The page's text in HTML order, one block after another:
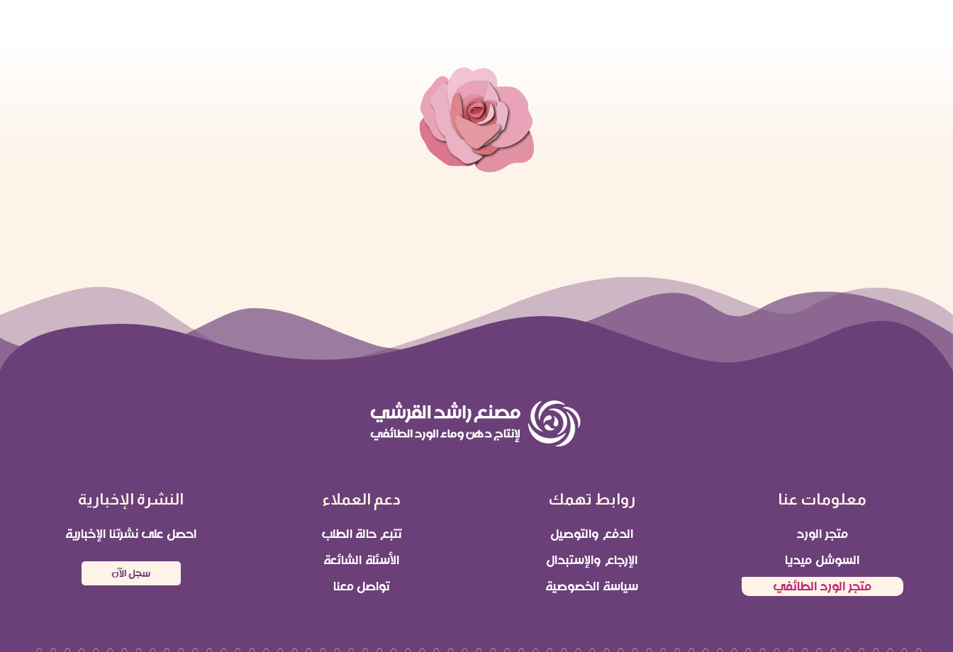
معلومات عنا
متجر الورد
السوشل ميديا
متجر الورد الطائفي
روابط تهمك
الدفع والتوصيل
الإرجاع والإستبدال
سياسة الخصوصية
دعم العملاء
تتبع حالة الطلب
الأسئلة الشائعة
تواصل معنا
النشرة الإخبارية
احصل على نشرتنا الإخبارية
سجل الآن